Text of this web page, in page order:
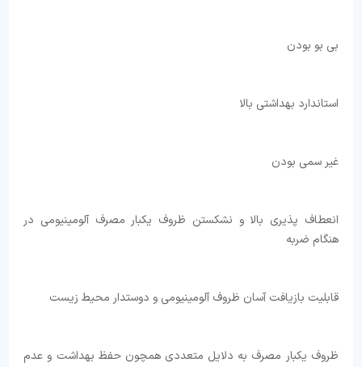
بی بو بودن
استاندارد بهداشتی بالا
غیر سمی بودن
انعطاف پذیری بالا و نشکستن ظروف یکبار مصرف آلومینیومی در
هنگام ضربه
قابلیت بازیافت آسان ظروف آلومینیومی و دوستدار محیط زیست
ظروف یکبار مصرف به دلایل متعددی همچون حفظ بهداشت و عدم